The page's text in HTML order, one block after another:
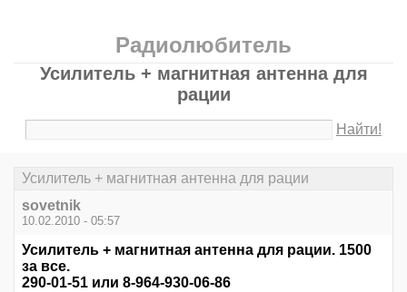
Радиолюбитель
Усилитель + магнитная антенна для
рации
Найти!
Усилитель + магнитная антенна для рации
sovetnik
10.02.2010 - 05:57
Усилитель + магнитная антенна для рации. 1500
за все.
290-01-51 или 8-964-930-06-86